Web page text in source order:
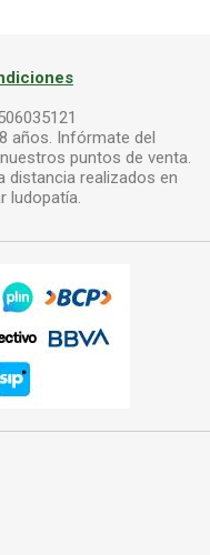
años. Infórmate del
puntos de venta.
distancia realizados en
ludopatía.